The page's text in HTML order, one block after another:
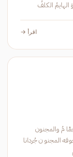
الكلفُ
اقرأ →
نزا بعضُ المجانين على شيخٍ له مالُ وقد ضمَّهما الحِمَّا مُ والمجنون
صوّالُ وكان الشيخُ رجراجاً له لحمٌ وأوصالُ فأوعى جوفه المجنو ن جُردانا